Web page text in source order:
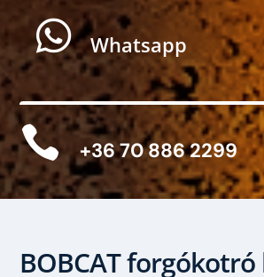
 Whatsapp
 +36 70 886 2299
BOBCAT